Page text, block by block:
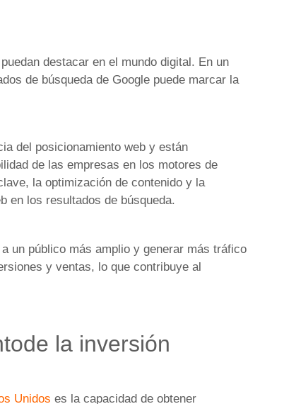
destacar en el mundo digital. En un
de búsqueda de Google puede marcar la
del posicionamiento web y están
de las empresas en los motores de
la optimización de contenido y la
en los resultados de búsqueda.
un público más amplio y generar más tráfico
y ventas, lo que contribuye al
la inversión
Unidos es la capacidad de obtener